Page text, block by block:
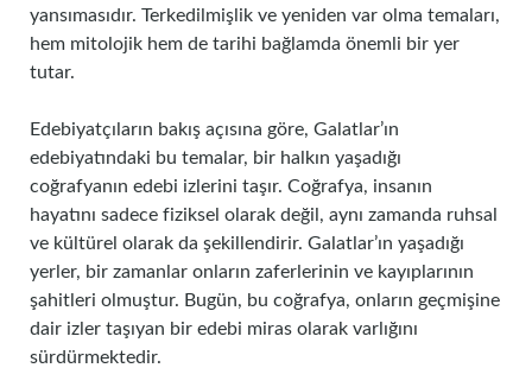
yansımasıdır. Terkedilmişlik ve yeniden var olma temaları,
hem mitolojik hem de tarihi bağlamda önemli bir yer
tutar.
Edebiyatçıların bakış açısına göre, Galatlar’ın
edebiyatındaki bu temalar, bir halkın yaşadığı
coğrafyanın edebi izlerini taşır. Coğrafya, insanın
hayatını sadece fiziksel olarak değil, aynı zamanda ruhsal
ve kültürel olarak da şekillendirir. Galatlar’ın yaşadığı
yerler, bir zamanlar onların zaferlerinin ve kayıplarının
şahitleri olmuştur. Bugün, bu coğrafya, onların geçmişine
dair izler taşıyan bir edebi miras olarak varlığını
sürdürmektedir.